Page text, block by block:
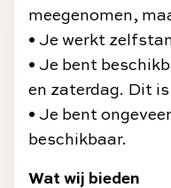
meegenomen,
• Je werkt
• Je bent
en zaterdag. Dit is
• Je bent
beschikbaar.
Wat wij bieden